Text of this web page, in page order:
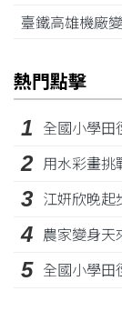
臺鐵高雄機廠
熱門點擊
1 全國小學
2 用水彩畫
3 江姸欣晚
4 農家變身
5 全國小學